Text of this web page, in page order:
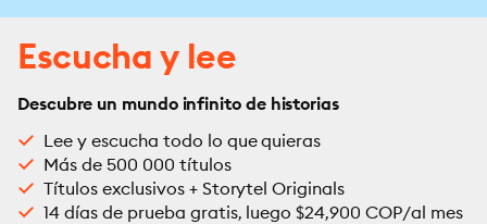
Escucha y lee
Descubre un mundo infinito de historias
Lee y escucha todo lo que quieras
Más de 500 000 títulos
Títulos exclusivos + Storytel Originals
14 días de prueba gratis, luego $24,900 COP/al mes